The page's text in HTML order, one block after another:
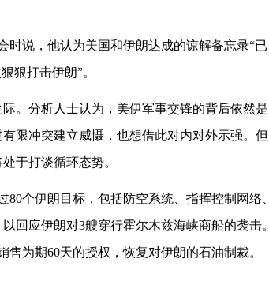
时说，他认为美国和伊朗达成的谅解备忘录“已
狠打击伊朗”。
。分析人士认为，美伊军事交锋的背后依然是
限冲突建立威慑，也想借此对内对外示强。但
于打谈循环态势。
个伊朗目标，包括防空系统、指挥控制网络、
回应伊朗对3艘穿行霍尔木兹海峡商船的袭击。
为期60天的授权，恢复对伊朗的石油制裁。